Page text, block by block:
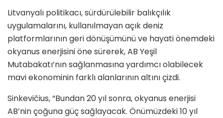
Litvanyalı politikacı, sürdürülebilir balıkçılık
uygulamalarını, kullanılmayan açık deniz
platformlarının geri dönüşümünü ve hayati önemdeki
okyanus enerjisini öne sürerek, AB Yeşil
Mutabakatı’nın sağlanmasına yardımcı olabilecek
mavi ekonominin farklı alanlarının altını çizdi.
Sinkevičius, “Bundan 20 yıl sonra, okyanus enerjisi
AB’nin çoğuna güç sağlayacak. Önümüzdeki 10 yıl